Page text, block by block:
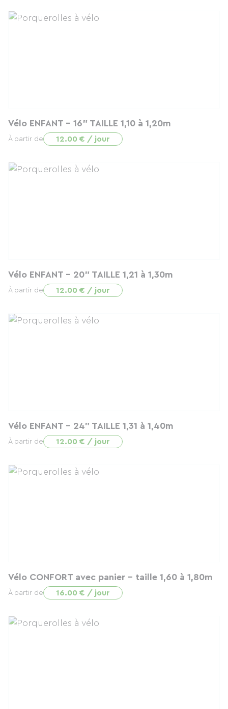
Vélo ENFANT - 16" TAILLE 1,10 à 1,20m
À partir de 12.00 € / jour
Vélo ENFANT - 20" TAILLE 1,21 à 1,30m
À partir de 12.00 € / jour
Vélo ENFANT - 24" TAILLE 1,31 à 1,40m
À partir de 12.00 € / jour
Vélo CONFORT avec panier - taille 1,60 à 1,80m
À partir de 16.00 € / jour